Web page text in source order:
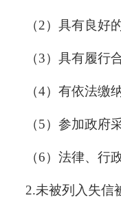
（2）具有良好
（3）具有履行
（4）有依法缴
（5）参加政
（6）法律、行
2.未被列入失信